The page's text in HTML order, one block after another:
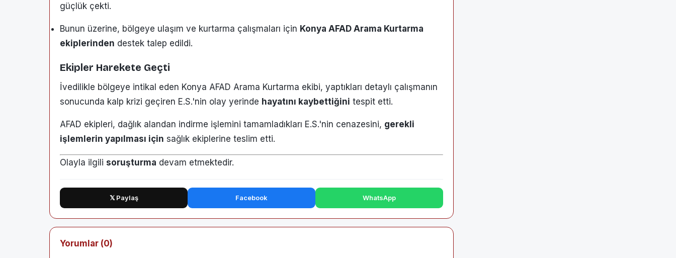
güçlük çekti.
Bunun üzerine, bölgeye ulaşım ve kurtarma çalışmaları için Konya AFAD Arama Kurtarma
ekiplerinden destek talep edildi.
Ekipler Harekete Geçti
İvedilikle bölgeye intikal eden Konya AFAD Arama Kurtarma ekibi, yaptıkları detaylı çalışmanın
sonucunda kalp krizi geçiren E.S.'nin olay yerinde hayatını kaybettiğini tespit etti.
AFAD ekipleri, dağlık alandan indirme işlemini tamamladıkları E.S.'nin cenazesini, gerekli
işlemlerin yapılması için sağlık ekiplerine teslim etti.
Olayla ilgili soruşturma devam etmektedir.
𝕏 Paylaş Facebook WhatsApp
Yorumlar (0)